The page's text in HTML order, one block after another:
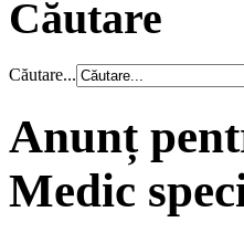
Căutare
Căutare...
Anunț
Medic